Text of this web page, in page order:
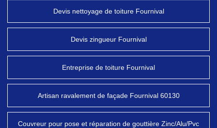
Devis nettoyage de toiture Fournival
Devis zingueur Fournival
Entreprise de toiture Fournival
Artisan ravalement de façade Fournival 60130
Couvreur pour pose et réparation de gouttière Zinc/Alu/Pvc